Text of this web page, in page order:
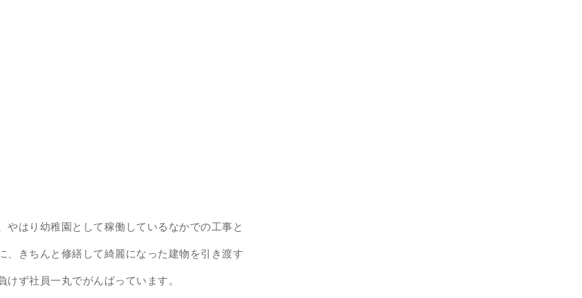
はり幼稚園として稼働しているなかでの工事と
、きちんと修繕して綺麗になった建物を引き渡す
ず社員一丸でがんばっています。